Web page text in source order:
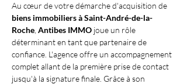
Au cœur de votre démarche d'acquisition de
biens immobiliers à Saint-André-de-la-
Roche Antibes IMMO joue un rôle
déterminant en tant que partenaire de
confiance. L'agence offre un accompagnement
complet allant de la première prise de contact
jusqu'à la signature finale. Grâce à son